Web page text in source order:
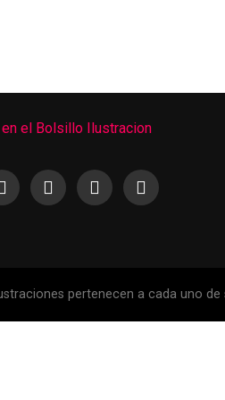
pertenecen a cada uno de